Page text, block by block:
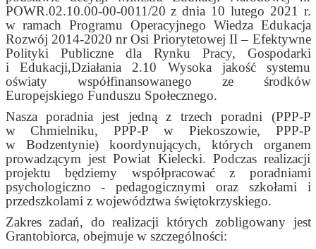
POWR.02.10.00-00-0011/20 z dnia 10 lutego 2021 r.
w ramach Programu Operacyjnego Wiedza Edukacja
Rozwój 2014-2020 nr Osi Priorytetowej II – Efektywne
Polityki Publiczne dla Rynku Pracy, Gospodarki
i Edukacji,Działania 2.10 Wysoka jakość systemu
oświaty współfinansowanego ze środków
Europejskiego Funduszu Społecznego.
Nasza poradnia jest jedną z trzech poradni (PPP-P
w Chmielniku, PPP-P w Piekoszowie, PPP-P
w Bodzentynie) koordynujących, których organem
prowadzącym jest Powiat Kielecki. Podczas realizacji
projektu będziemy współpracować z poradniami
psychologiczno - pedagogicznymi oraz szkołami
i
przedszkolami z województwa świętokrzyskiego.
Zakres zadań, do realizacji których zobligowany jest
Grantobiorca, obejmuje w szczególności: